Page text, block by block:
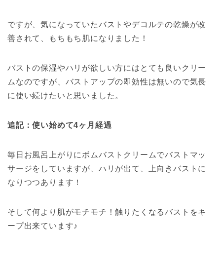
ですが、気になっていたバストやデコルテの乾燥が改
善されて、もちもち肌になりました！
バストの保湿やハリが欲しい方にはとても良いクリー
ムなのですが、バストアップの即効性は無いので気長
に使い続けたいと思いました。
追記：使い始めて4ヶ月経過
毎日お風呂上がりにボムバストクリームでバストマッ
サージをしていますが、ハリが出て、上向きバストに
なりつつあります！
そして何より肌がモチモチ！触りたくなるバストをキ
ープ出来ています♪